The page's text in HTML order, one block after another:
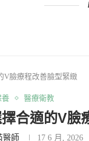
V臉療程改善臉型緊緻
養 醫療衛教
合適的V臉
醫師 17 6 月, 2026